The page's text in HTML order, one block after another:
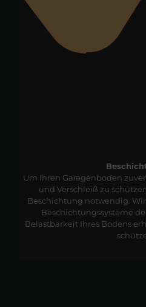
Um Ihren Garagenboden
und Verschleiß zu
Beschichtung notwendig.
Beschichtungssysteme
Belastbarkeit Ihres Bodens